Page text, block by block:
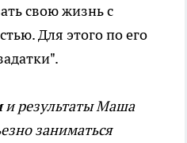
свою жизнь с
Для этого по его
и результаты Маша
заниматься